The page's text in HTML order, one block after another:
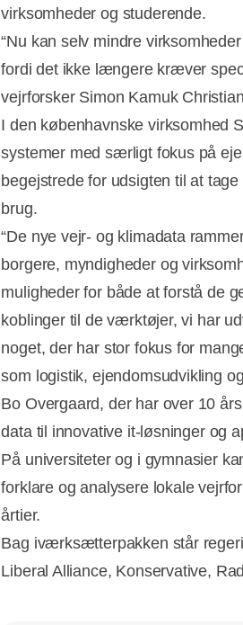
virksomheder og studerende.
“Nu kan selv mindre
fordi det ikke længere kræver
vejrforsker Simon Kamuk
I den københavnske virksomhed
systemer med særligt fokus på
begejstrede for udsigten til at
brug.
“De nye vejr- og klimadata
borgere, myndigheder og
muligheder for både at forstå de
koblinger til de værktøjer, vi har
noget, der har stor fokus for
som logistik, ejendomsudvikling
Bo Overgaard, der har over 10
data til innovative it-løsninger og
På universiteter og i gymnasier
forklare og analysere lokale
årtier.
Bag iværksætterpakken står
Liberal Alliance, Konservative,